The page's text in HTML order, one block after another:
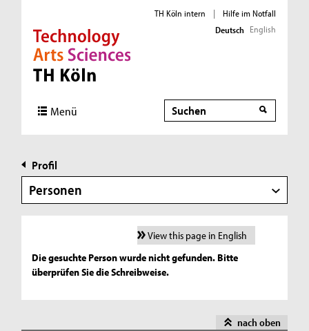
Direkt zur Hauptnavigation
Direkt zur Subnavigation
Direkt zum Inhalt
Direkt zum Fußbereich
TH Köln intern |
Hilfe im Notfall
Deutsch English
Menü Suche
Profil
Personen
View this page in English
Die gesuchte Person wurde nicht gefunden. Bitte
überprüfen Sie die Schreibweise.
nach oben